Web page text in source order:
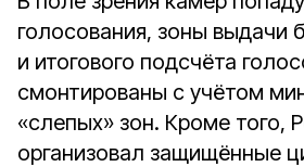
голосования, зоны выдачи
и итогового подсчёта
смонтированы с учётом
«слепых» зон. Кроме того,
организовал защищённые